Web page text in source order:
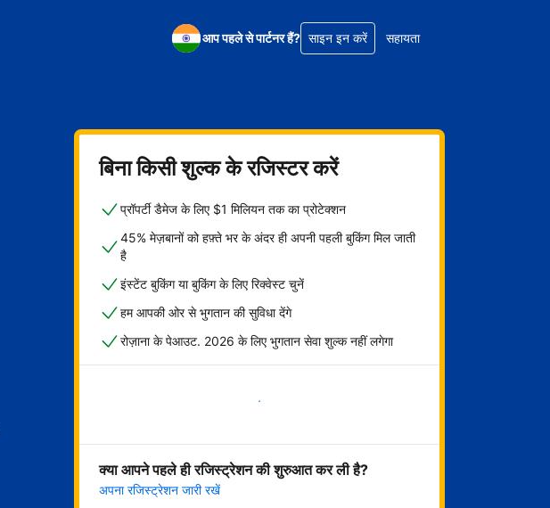
आप पहले से पार्टनर हैं? साइन इन करें सहायता
बिना किसी शुल्क के रजिस्टर करें
प्रॉपर्टी डैमेज के लिए $1 मिलियन तक का प्रोटेक्शन
45% मेज़बानों को हफ़्ते भर के अंदर ही अपनी पहली बुकिंग मिल जाती
है
इंस्टेंट बुकिंग या बुकिंग के लिए रिक्वेस्ट चुनें
हम आपकी ओर से भुगतान की सुविधा देंगे
रोज़ाना के पेआउट. 2026 के लिए भुगतान सेवा शुल्क नहीं लगेगा
अभी शुरू करें
क्या आपने पहले ही रजिस्ट्रेशन की शुरुआत कर ली है?
अपना रजिस्ट्रेशन जारी रखें